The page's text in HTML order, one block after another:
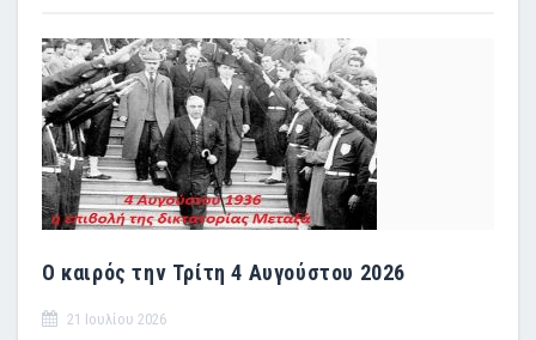
Ο καιρός την Τρίτη 4 Αυγούστου 2026
21 Ιουλίου 2026